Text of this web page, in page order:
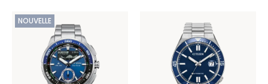
NOUVELLE